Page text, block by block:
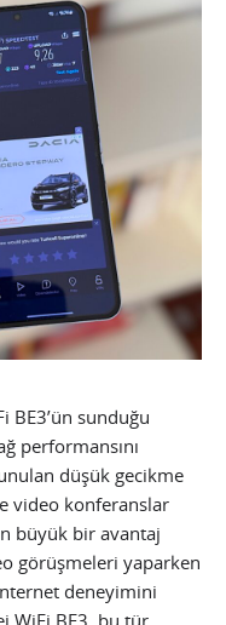
BE3’ün sunduğu
performansını
düşük gecikme
video konferanslar
büyük bir avantaj
görüşmeleri yaparken
deneyimini